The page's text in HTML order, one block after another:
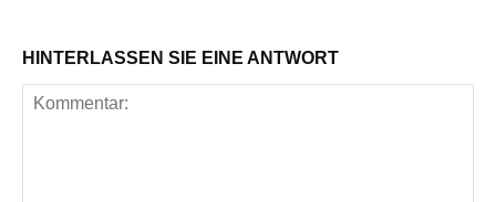
HINTERLASSEN SIE EINE ANTWORT